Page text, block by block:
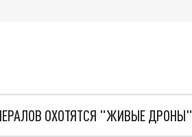
ОХОТЯТСЯ "ЖИВЫЕ ДРОНЫ"